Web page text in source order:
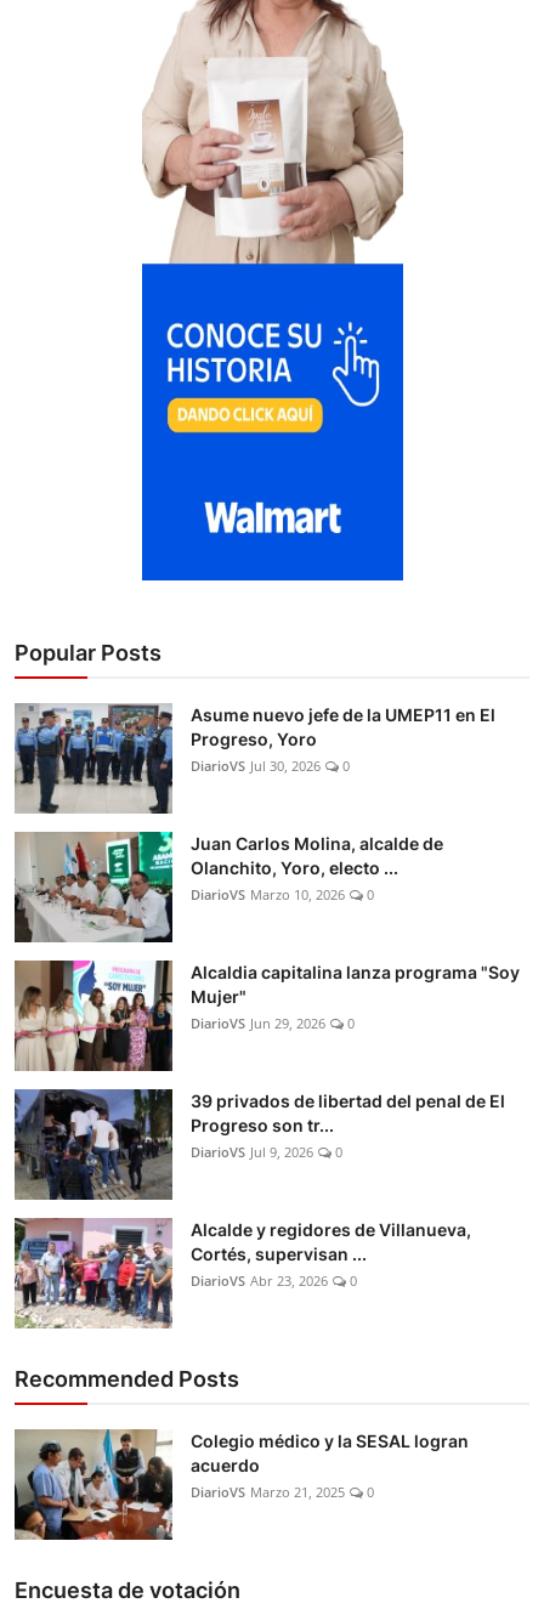
Popular Posts
Asume nuevo jefe de la UMEP11 en El
Progreso, Yoro
DiarioVS Jul 30, 2026 0
Juan Carlos Molina, alcalde de
Olanchito, Yoro, electo ...
DiarioVS Marzo 10, 2026 0
Alcaldia capitalina lanza programa "Soy
Mujer"
DiarioVS Jun 29, 2026 0
39 privados de libertad del penal de El
Progreso son tr...
DiarioVS Jul 9, 2026 0
Alcalde y regidores de Villanueva,
Cortés, supervisan ...
DiarioVS Abr 23, 2026 0
Recommended Posts
Colegio médico y la SESAL logran
acuerdo
DiarioVS Marzo 21, 2025 0
Encuesta de votación